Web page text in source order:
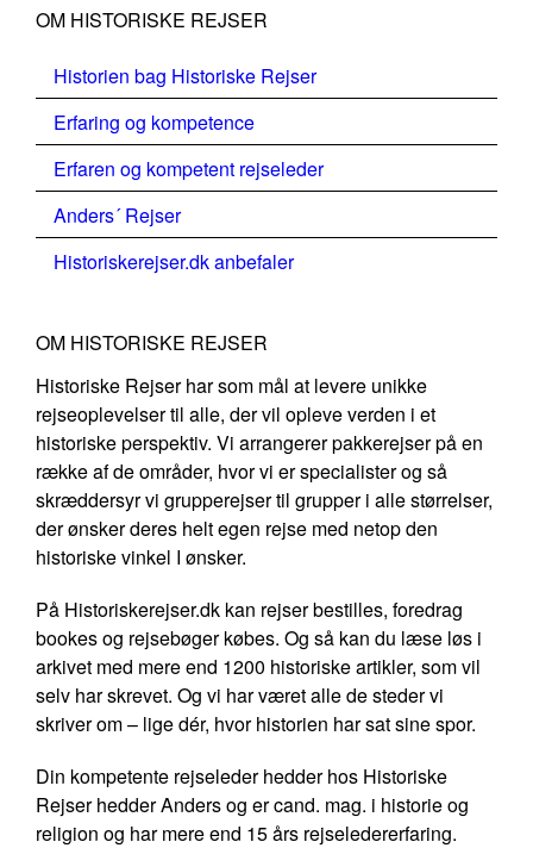
OM HISTORISKE REJSER
Historien bag Historiske Rejser
Erfaring og kompetence
Erfaren og kompetent rejseleder
Anders´ Rejser
Historiskerejser.dk anbefaler
OM HISTORISKE REJSER
Historiske Rejser har som mål at levere unikke
rejseoplevelser til alle, der vil opleve verden i et
historiske perspektiv. Vi arrangerer pakkerejser på en
række af de områder, hvor vi er specialister og så
skræddersyr vi grupperejser til grupper i alle størrelser,
der ønsker deres helt egen rejse med netop den
historiske vinkel I ønsker.
På Historiskerejser.dk kan rejser bestilles, foredrag
bookes og rejsebøger købes. Og så kan du læse løs i
arkivet med mere end 1200 historiske artikler, som vil
selv har skrevet. Og vi har været alle de steder vi
skriver om – lige dér, hvor historien har sat sine spor.
Din kompetente rejseleder hedder hos Historiske
Rejser hedder Anders og er cand. mag. i historie og
religion og har mere end 15 års rejseledererfaring.